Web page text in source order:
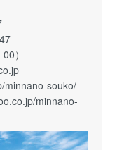
）
minnano-souko/
minnano-